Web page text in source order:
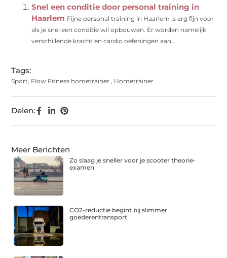
Snel een conditie door personal training in
Haarlem Fijne personal training in Haarlem is erg fijn voor
als je snel een conditie wil opbouwen. Er worden namelijk
verschillende kracht en cardio oefeningen aan...
Tags:
Sport, Flow Fitness hometrainer , Hometrainer
Delen:
Meer Berichten
Zo slaag je sneller voor je scooter theorie-
examen
CO2-reductie begint bij slimmer
goederentransport